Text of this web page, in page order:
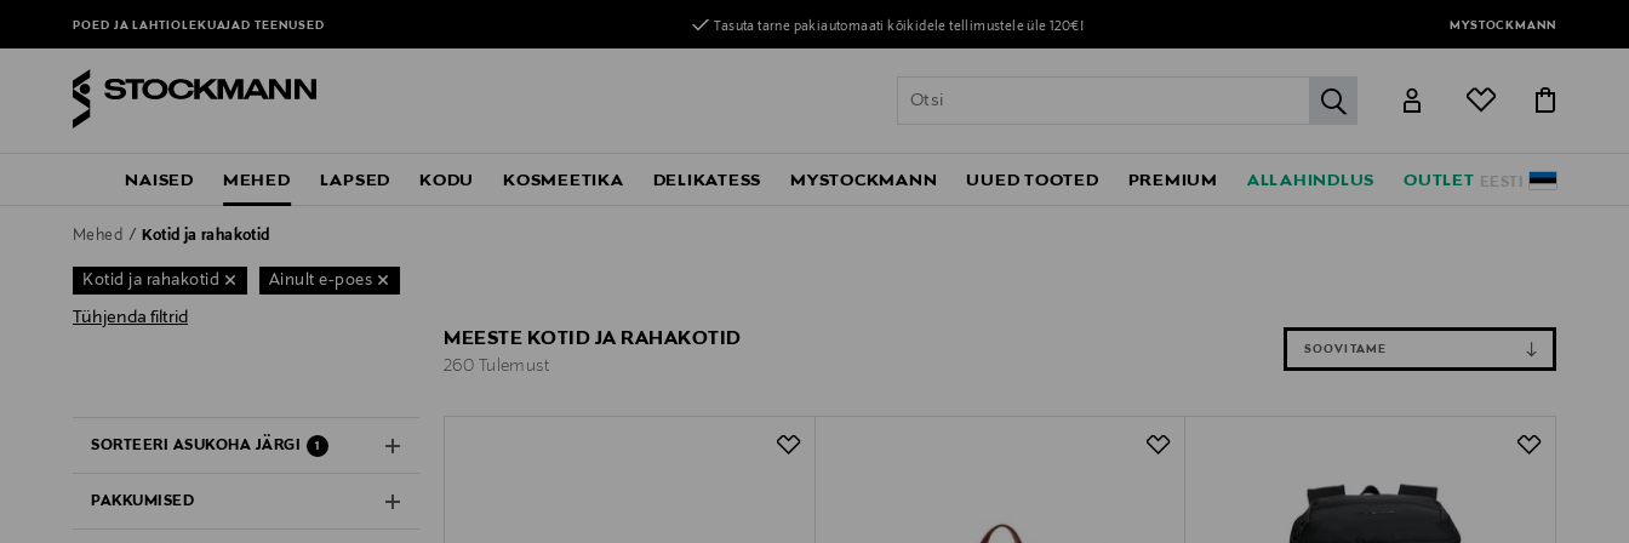
POED JA LAHTIOLEKUAJADTEENUSED Tasuta tarne pakiautomaati kõikidele tellimustele üle 120€! MYSTOCKMANN
label.header.go
EESTI
NAISED MEHED LAPSED KODU KOSMEETIKA DELIKATESS MYSTOCKMANN UUED TOOTED PREMIUM ALLAHINDLUS OUTLET
Mehed Kotid ja rahakotid
Kotid ja rahakotid Ainult e-poes
Tühjenda filtrid
SORTEERI ASUKOHA JÄRGI 1
PAKKUMISED
MEESTE KOTID JA RAHAKOTID
260 Tulemust
SOOVITAME